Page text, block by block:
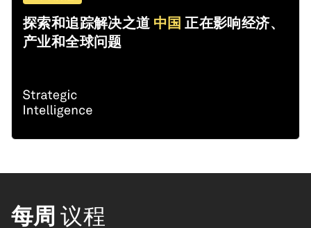
探索和追踪解决之道 中国 正在影响经济、
产业和全球问题
每周 议程